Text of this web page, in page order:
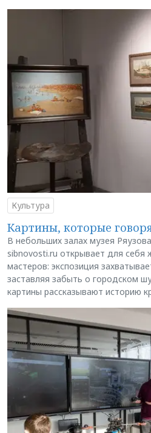
Культура
Картины, которые
В небольших залах музея
sibnovosti.ru открывает для себя
мастеров: экспозиция
заставляя забыть о городском
картины рассказывают историю